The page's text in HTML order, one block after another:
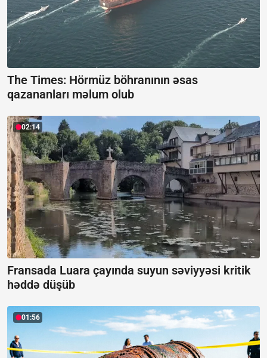
The Times: Hörmüz böhranının əsas
qazananları məlum olub
02:14
Fransada Luara çayında suyun səviyyəsi kritik
həddə düşüb
01:56